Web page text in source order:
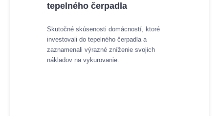
tepelného čerpadla
Skutočné skúsenosti domácností, ktoré
investovali do tepelného čerpadla a
zaznamenali výrazné zníženie svojich
nákladov na vykurovanie.